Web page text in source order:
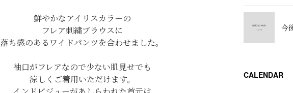
鮮やかなアイリスカラーの
フレア刺繍ブラウスに
落ち感のあるワイドパンツを合わせました。
袖口がフレアなので少ない肌見せでも
涼しくご着用いただけます。
今
CALENDAR